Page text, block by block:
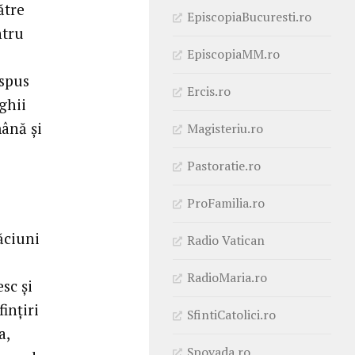
şi
şi
EpiscopiaBucuresti.ro
EpiscopiaMM.ro
Ercis.ro
Magisteriu.ro
Pastoratie.ro
ProFamilia.ro
Radio Vatican
RadioMaria.ro
SfintiCatolici.ro